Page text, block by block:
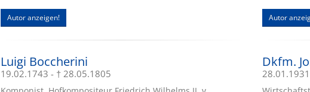
Autor anzeigen! Autor
Luigi Boccherini
19.02.1743 - † 28.05.1805
Dkfm.
28.01.1931